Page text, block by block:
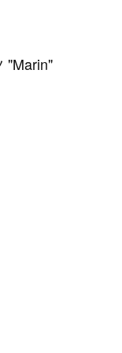
"Marin"